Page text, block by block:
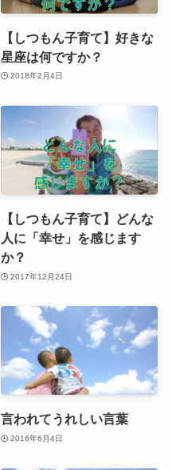
【しつもん子育て】好きな
星座は何ですか？
2018年2月4日
【しつもん子育て】どんな
人に「幸せ」を感じます
か？
2017年12月24日
言われてうれしい言葉
2016年6月4日